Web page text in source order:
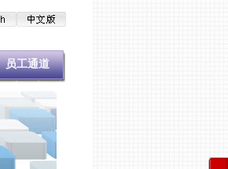
员工通道